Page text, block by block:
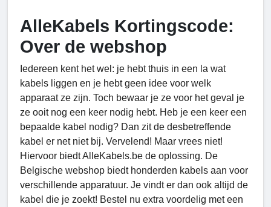
AlleKabels Kortingscode:
Over de webshop
Iedereen kent het wel: je hebt thuis in een la wat
kabels liggen en je hebt geen idee voor welk
apparaat ze zijn. Toch bewaar je ze voor het geval je
ze ooit nog een keer nodig hebt. Heb je een keer een
bepaalde kabel nodig? Dan zit de desbetreffende
kabel er net niet bij. Vervelend! Maar vrees niet!
Hiervoor biedt AlleKabels.be de oplossing. De
Belgische webshop biedt honderden kabels aan voor
verschillende apparatuur. Je vindt er dan ook altijd de
kabel die je zoekt! Bestel nu extra voordelig met een